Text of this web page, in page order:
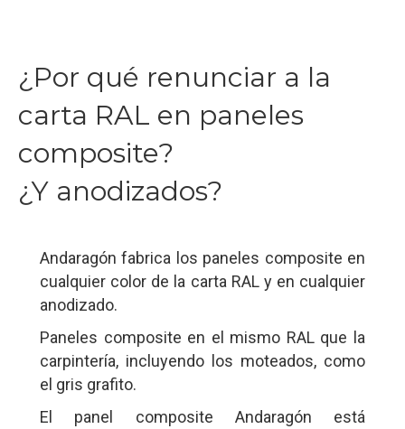
¿Por qué renunciar a la
carta RAL en paneles
composite?
¿Y anodizados?
Andaragón fabrica los paneles composite en
cualquier color de la carta RAL y en cualquier
anodizado.
Paneles composite en el mismo RAL que la
carpintería, incluyendo los moteados, como
el gris grafito.
El panel composite Andaragón está